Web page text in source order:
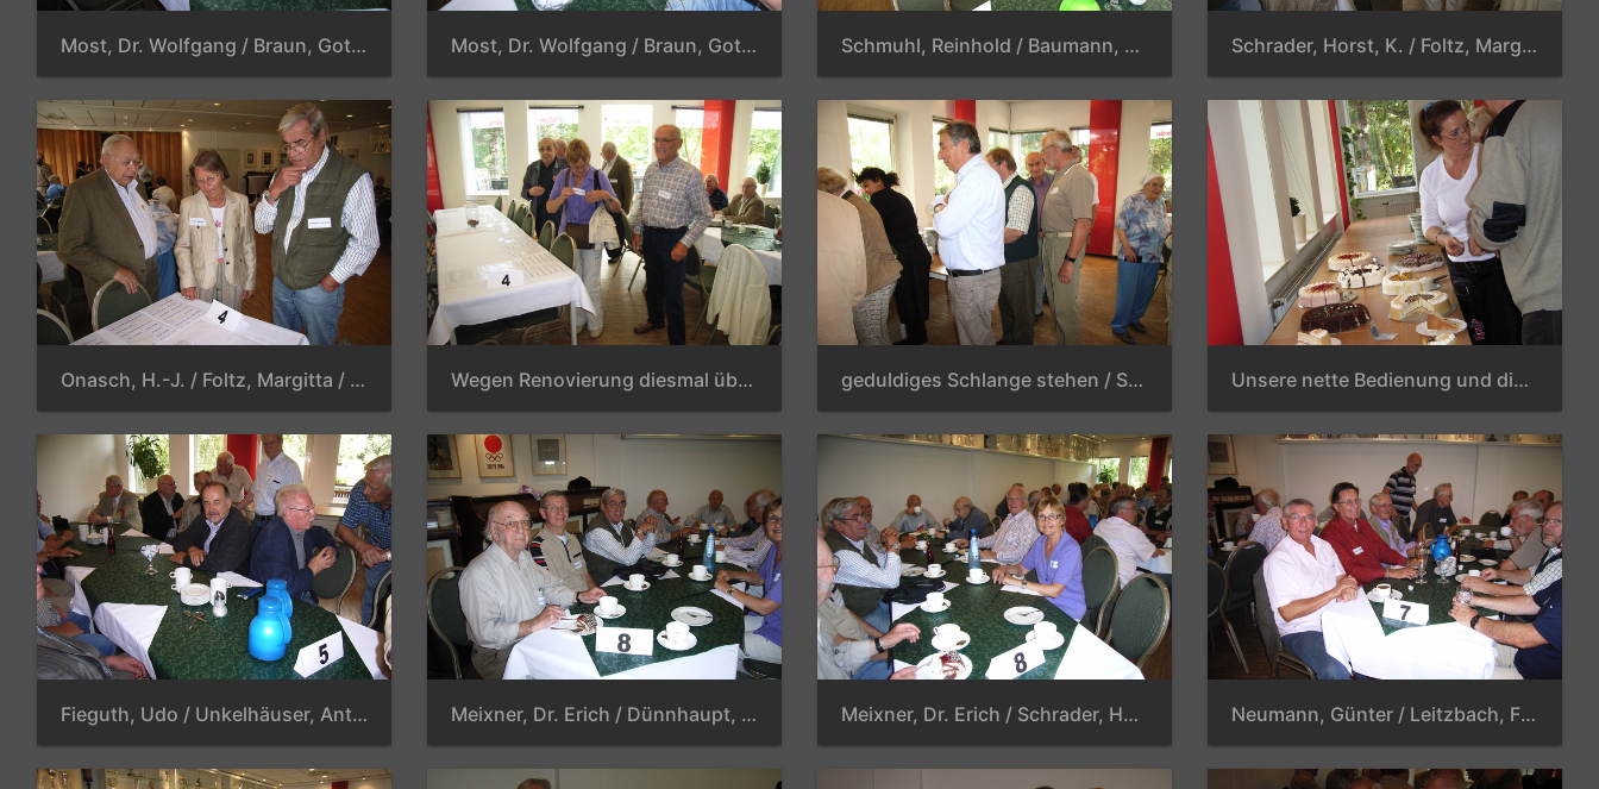
Most, Dr. Wolfgang / Braun, Gotthard / Klenke, Manfred / Wille, Reinhard / Helberg, Harald / Jachmann, Detlef Most, Dr. Wolfgang / Braun, Gotthard / Elzener, Dieter / Klenke, Manfred / Wille, Reinhard / Helberg, Harald / Jachmann, Detlef Schmuhl, Reinhold / Baumann, Annerose / Hoffmann, Harry Schrader, Horst, K. / Foltz, Margitta / Onasch, H.-J. / Hagen, Siegfried
Onasch, H.-J. / Foltz, Margitta / Schrader, Horst, K. Wegen Renovierung diesmal über die Terrasse geduldiges Schlange stehen / Stern, Dr. Wolfgang / Meyer, Hans Herwald / Schröder, Horst / Dettmann, Jürgen / Baumann, Annerose Unsere nette Bedienung und die obligatorischen Torten
Fieguth, Udo / Unkelhäuser, Anton / Vach, Jürgen / Helberg, Harald / Narius, Horst / Mittermair, Adolf / Reinhold, Hans-Joachim / Schmuhl, Reinhold Meixner, Dr. Erich / Dünnhaupt, Helmut / Schrader, Horst, K. / Seidel, Erwin / Schön, Wilfried / Kromrei, Hans-Georg / Schlonski, Steffen / Engelmann, Helga Meixner, Dr. Erich / Schrader, Horst, K. / Seidel, Erwin / Schön, Wilfried / Kromrei, Hans-Georg / Schlonski, Steffen / Engelmann, Helga Neumann, Günter / Leitzbach, Frank / Großmann, Manfred / Lenz, Jörg / Schwamm, Günter / Ahmad, Masroor / Meinicke, Günter / Dettmann, Jürgen / Meyer, Hans-Herwald